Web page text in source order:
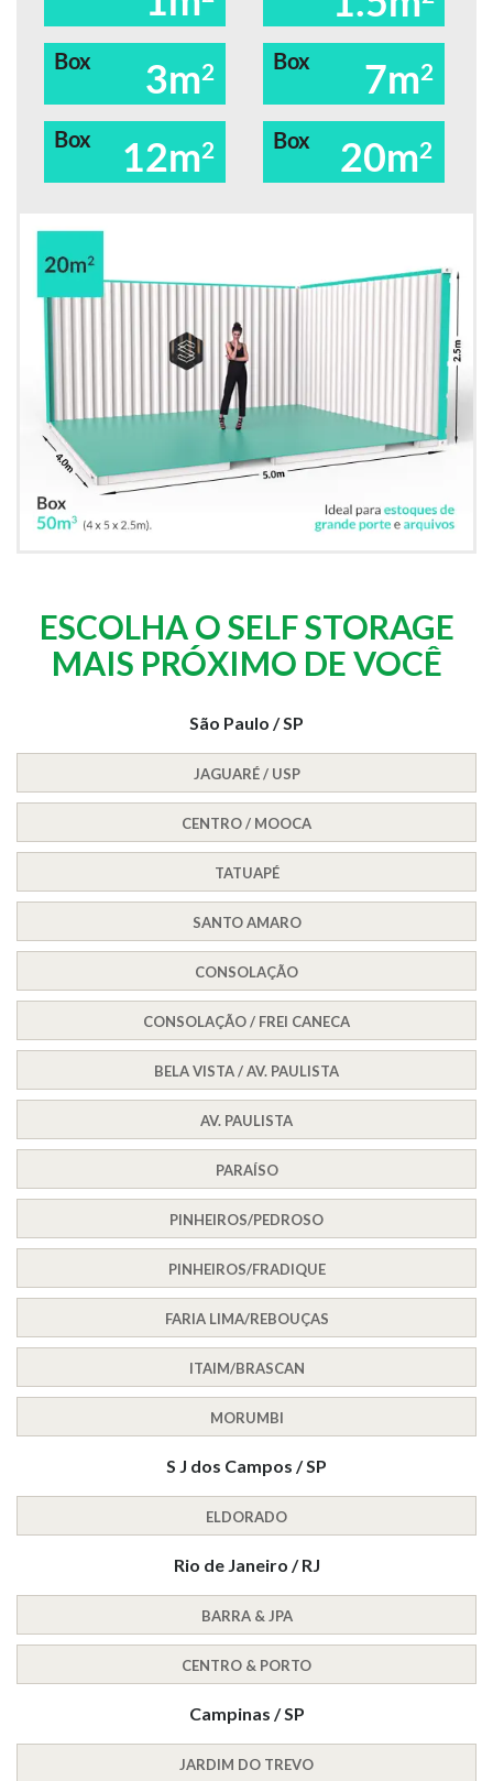
ESCOLHA O SELF STORAGE
MAIS PRÓXIMO DE VOCÊ
São Paulo / SP
JAGUARÉ / USP
CENTRO / MOOCA
TATUAPÉ
SANTO AMARO
CONSOLAÇÃO
CONSOLAÇÃO / FREI CANECA
BELA VISTA / AV. PAULISTA
AV. PAULISTA
PARAÍSO
PINHEIROS/PEDROSO
PINHEIROS/FRADIQUE
FARIA LIMA/REBOUÇAS
ITAIM/BRASCAN
MORUMBI
S J dos Campos / SP
ELDORADO
Rio de Janeiro / RJ
BARRA & JPA
CENTRO & PORTO
Campinas / SP
JARDIM DO TREVO